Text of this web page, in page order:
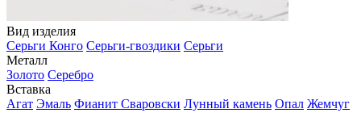
Вид изделия
Серьги Конго Серьги-гвоздики Серьги
Металл
Золото Серебро
Вставка
Агат Эмаль Фианит Сваровски Лунный камень Опал Жемчуг